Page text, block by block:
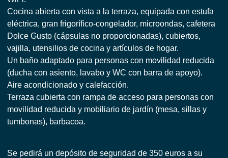
Cocina abierta con vista a la terraza, equipada con estufa
eléctrica, gran frigorífico-congelador, microondas, cafetera
Dolce Gusto (cápsulas no proporcionadas), cubiertos,
vajilla, utensilios de cocina y artículos de hogar.
Un baño adaptado para personas con movilidad reducida
(ducha con asiento, lavabo y WC con barra de apoyo).
Aire acondicionado y calefacción.
Terraza cubierta con rampa de acceso para personas con
movilidad reducida y mobiliario de jardín (mesa, sillas y
tumbonas), barbacoa.
Se pedirá un depósito de seguridad de 350 euros a su